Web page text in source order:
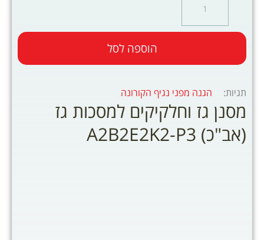
מסנן גז וחלקיקים למסכות גז
(אב"כ) A2B2E2K2-P3
הוספה לסל
תגיות: הגנה מפני נגיף הקורונה